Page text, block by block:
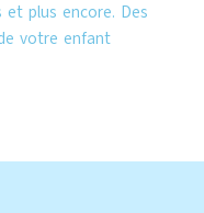
plus encore. Des
votre enfant